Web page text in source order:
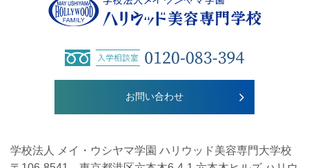
お問い合わせ
学校法人 メイ・ウシヤマ学園 ハリウッド美容専門大学校